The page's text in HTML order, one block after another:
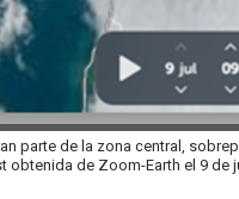
parte de la zona central,
obtenida de Zoom-Earth el 9 de